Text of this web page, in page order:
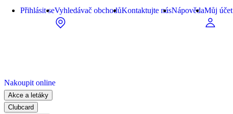
Přihlásit seVyhledávač obchodůKontaktujte násNápovědaMůj účet
Nakoupit online
Akce a letáky
Clubcard